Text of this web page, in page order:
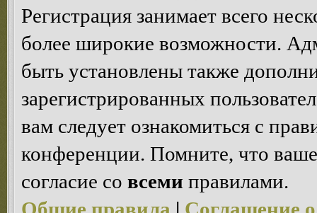
Регистрация занимает всего
более широкие возможности.
быть установлены также
зарегистрированных
вам следует ознакомиться с
конференции. Помните, что
согласие со всеми правилами.